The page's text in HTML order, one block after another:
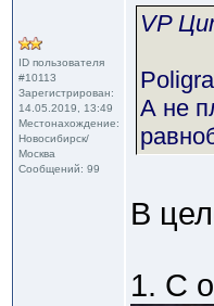
ID пользователя
#10113
Зарегистрирован:
14.05.2019, 13:49
Местонахождение:
Новосибирск/
Москва
Сообщений: 99
VP
А не
В
1. С